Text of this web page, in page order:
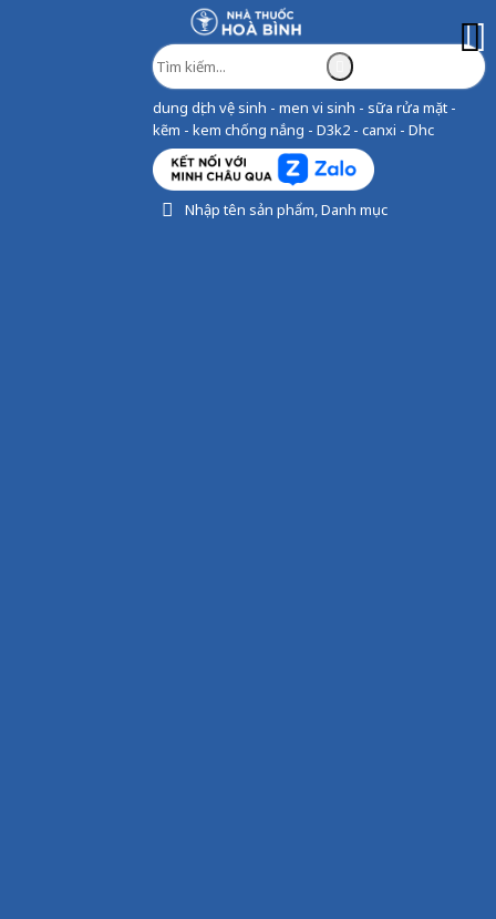
dung dịch vệ sinh - men vi sinh - sữa rửa mặt -
kẽm - kem chống nắng - D3k2 - canxi - Dhc
Nhập tên sản phẩm, Danh mục